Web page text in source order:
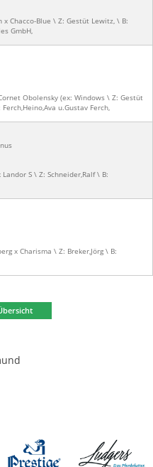
Chacco-Blue \ Z: Gestüt Lewitz, \ B:
GmbH,
Obolensky (ex: Windows \ Z: Gestüt
u.Gustav Ferch,
S \ Z: Schneider,Ralf \ B:
x Charisma \ Z: Breker,Jörg \ B: